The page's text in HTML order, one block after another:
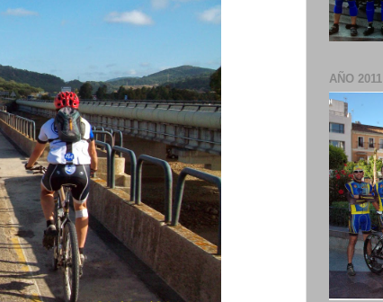
AÑO 2011